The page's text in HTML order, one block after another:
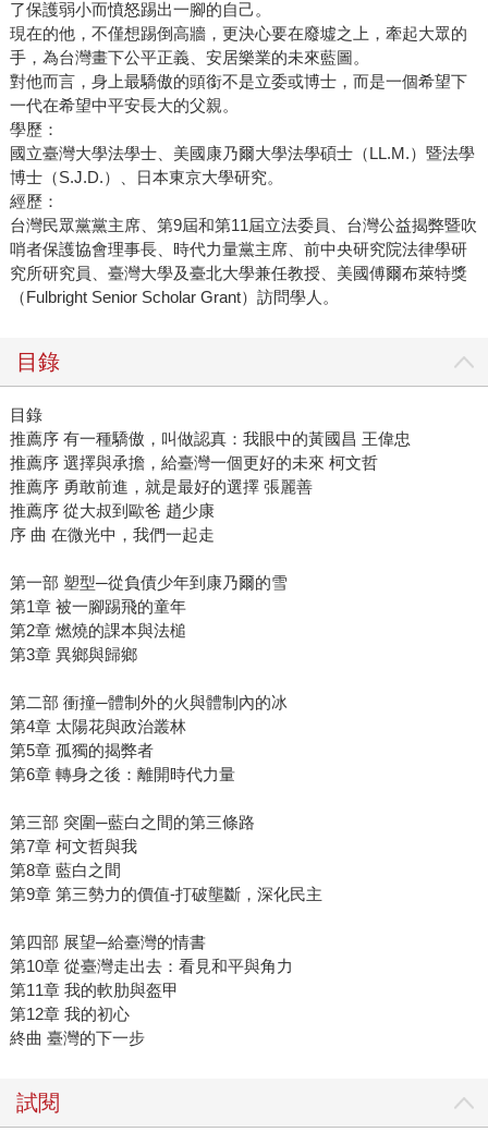
了保護弱小而憤怒踢出一腳的自己。
現在的他，不僅想踢倒高牆，更決心要在廢墟之上，牽起大眾的
手，為台灣畫下公平正義、安居樂業的未來藍圖。
對他而言，身上最驕傲的頭銜不是立委或博士，而是一個希望下
一代在希望中平安長大的父親。
學歷：
國立臺灣大學法學士、美國康乃爾大學法學碩士（LL.M.）暨法學
博士（S.J.D.）、日本東京大學研究。
經歷：
台灣民眾黨黨主席、第9屆和第11屆立法委員、台灣公益揭弊暨吹
哨者保護協會理事長、時代力量黨主席、前中央研究院法律學研
究所研究員、臺灣大學及臺北大學兼任教授、美國傅爾布萊特獎
（Fulbright Senior Scholar Grant）訪問學人。
目錄
目錄
推薦序 有一種驕傲，叫做認真：我眼中的黃國昌 王偉忠
推薦序 選擇與承擔，給臺灣一個更好的未來 柯文哲
推薦序 勇敢前進，就是最好的選擇 張麗善
推薦序 從大叔到歐爸 趙少康
序 曲 在微光中，我們一起走
第一部 塑型─從負債少年到康乃爾的雪
第1章 被一腳踢飛的童年
第2章 燃燒的課本與法槌
第3章 異鄉與歸鄉
第二部 衝撞─體制外的火與體制內的冰
第4章 太陽花與政治叢林
第5章 孤獨的揭弊者
第6章 轉身之後：離開時代力量
第三部 突圍─藍白之間的第三條路
第7章 柯文哲與我
第8章 藍白之間
第9章 第三勢力的價值-打破壟斷，深化民主
第四部 展望─給臺灣的情書
第10章 從臺灣走出去：看見和平與角力
第11章 我的軟肋與盔甲
第12章 我的初心
終曲 臺灣的下一步
試閱